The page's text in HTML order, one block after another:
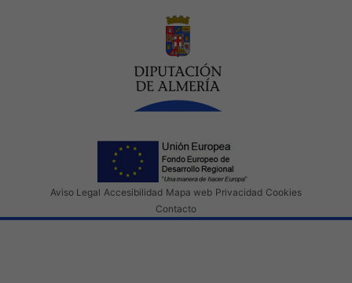
Aviso Legal Accesibilidad Mapa web Privacidad Cookies
Contacto